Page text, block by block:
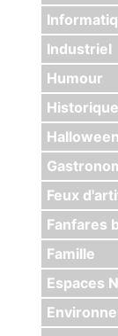
Industriel
Humour
Historique
Halloween
Feux
Fanfares
Famille
Espaces